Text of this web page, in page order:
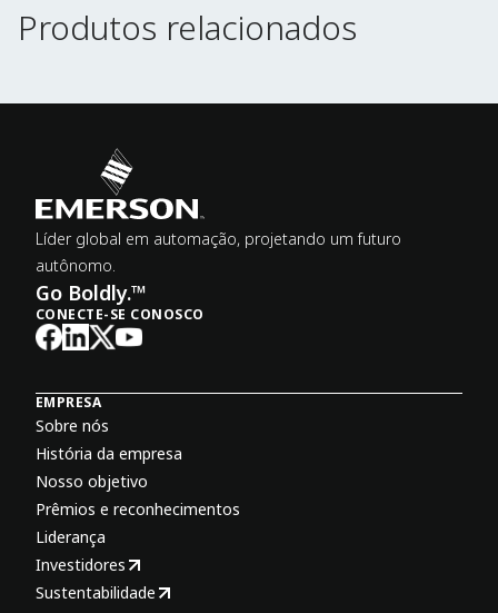
Produtos relacionados
Produtos relacionados
Líder global em automação, projetando um futuro
autônomo.
Go Boldly.™
CONECTE-SE CONOSCO
EMPRESA
Sobre nós
História da empresa
Nosso objetivo
Prêmios e reconhecimentos
Liderança
Investidores
Sustentabilidade